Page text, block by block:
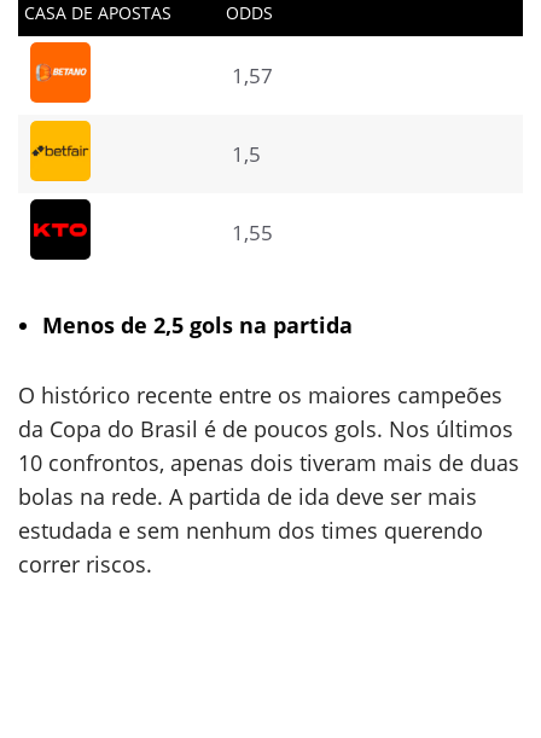
CASA DE APOSTAS ODDS
1,57
1,5
1,55
Menos de 2,5 gols na partida
O histórico recente entre os maiores campeões
da Copa do Brasil é de poucos gols. Nos últimos
10 confrontos, apenas dois tiveram mais de duas
bolas na rede. A partida de ida deve ser mais
estudada e sem nenhum dos times querendo
correr riscos.